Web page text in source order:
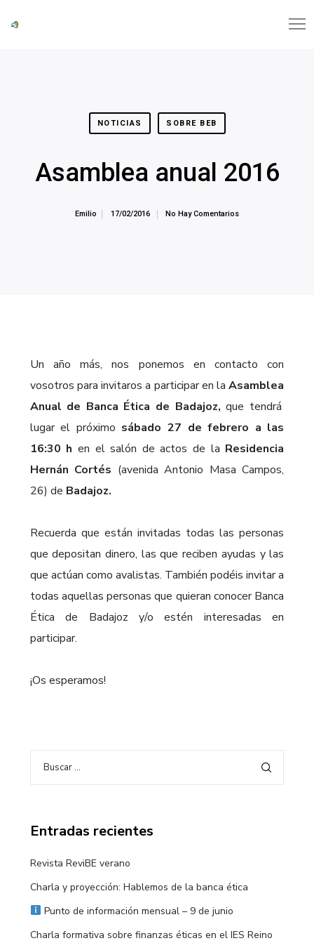
NOTICIAS SOBRE BEB
Asamblea anual 2016
Emilio 17/02/2016 No Hay Comentarios
Un año más, nos ponemos en contacto con
vosotros para invitaros a participar en laAsamblea
Anual de Banca Ética de Badajoz,que tendrá
lugar el próximo sábado 27 de febrero a las
16:30 h en el salón de actos de la Residencia
Hernán Cortés (avenida Antonio Masa Campos,
26) de Badajoz.
Recuerda que están invitadas todas las personas
que depositan dinero, las que reciben ayudas y las
que actúan como avalistas. También podéis invitar a
todas aquellas personas que quieran conocer Banca
Ética de Badajoz y/o estén interesadas en
participar.
¡Os esperamos!
Entradas recientes
Revista ReviBE verano
Charla y proyección: Hablemos de la banca ética
Punto de información mensual – 9 de junio
Charla formativa sobre finanzas éticas en el IES Reino